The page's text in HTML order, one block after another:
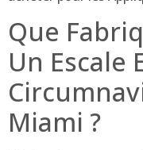
Que
Un Escale
Miami ?